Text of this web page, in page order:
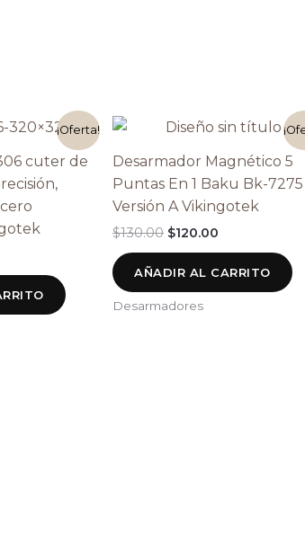
¡Oferta!
cuter de
Desarmador Magnético 5
Puntas En 1 Baku Bk-7275
Versión A Vikingotek
$130.00
El
original
era:
$130.00.
$120.00
El
actual
es:
$120.00.
AÑADIR AL CARRITO
Desarmadores